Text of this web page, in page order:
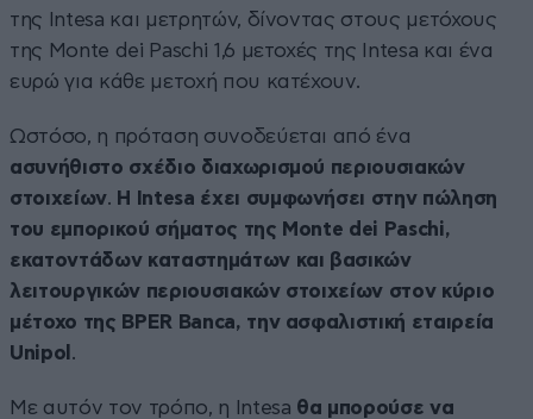
της Intesa και μετρητών, δίνοντας στους μετόχους
της Monte dei Paschi 1,6 μετοχές της Intesa και ένα
ευρώ για κάθε μετοχή που κατέχουν.
Ωστόσο, η πρόταση συνοδεύεται από ένα
ασυνήθιστο σχέδιο διαχωρισμού περιουσιακών
στοιχείων. Η Intesa έχει συμφωνήσει στην πώληση
του εμπορικού σήματος της Monte dei Paschi,
εκατοντάδων καταστημάτων και βασικών
λειτουργικών περιουσιακών στοιχείων στον κύριο
μέτοχο της BPER Banca, την ασφαλιστική εταιρεία
Unipol .
Με αυτόν τον τρόπο, η Intesa θα μπορούσε να